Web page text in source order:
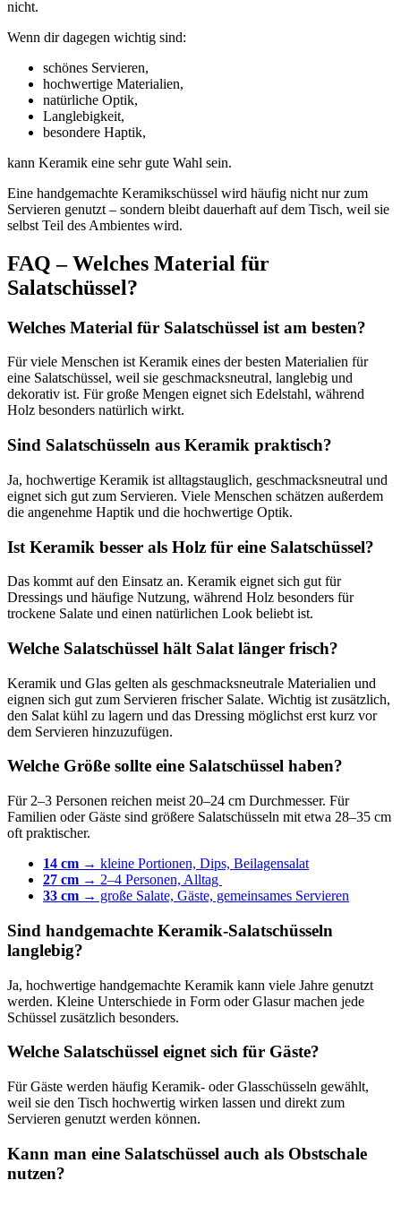
nicht.
Wenn dir dagegen wichtig sind:
schönes Servieren,
hochwertige Materialien,
natürliche Optik,
Langlebigkeit,
besondere Haptik,
kann Keramik eine sehr gute Wahl sein.
Eine handgemachte Keramikschüssel wird häufig nicht nur zum
Servieren genutzt – sondern bleibt dauerhaft auf dem Tisch, weil sie
selbst Teil des Ambientes wird.
FAQ – Welches Material für
Salatschüssel?
Welches Material für Salatschüssel ist am besten?
Für viele Menschen ist Keramik eines der besten Materialien für
eine Salatschüssel, weil sie geschmacksneutral, langlebig und
dekorativ ist. Für große Mengen eignet sich Edelstahl, während
Holz besonders natürlich wirkt.
Sind Salatschüsseln aus Keramik praktisch?
Ja, hochwertige Keramik ist alltagstauglich, geschmacksneutral und
eignet sich gut zum Servieren. Viele Menschen schätzen außerdem
die angenehme Haptik und die hochwertige Optik.
Ist Keramik besser als Holz für eine Salatschüssel?
Das kommt auf den Einsatz an. Keramik eignet sich gut für
Dressings und häufige Nutzung, während Holz besonders für
trockene Salate und einen natürlichen Look beliebt ist.
Welche Salatschüssel hält Salat länger frisch?
Keramik und Glas gelten als geschmacksneutrale Materialien und
eignen sich gut zum Servieren frischer Salate. Wichtig ist zusätzlich,
den Salat kühl zu lagern und das Dressing möglichst erst kurz vor
dem Servieren hinzuzufügen.
Welche Größe sollte eine Salatschüssel haben?
Für 2–3 Personen reichen meist 20–24 cm Durchmesser. Für
Familien oder Gäste sind größere Salatschüsseln mit etwa 28–35 cm
oft praktischer.
14 cm → kleine Portionen, Dips, Beilagensalat
27 cm → 2–4 Personen, Alltag
33 cm → große Salate, Gäste, gemeinsames Servieren
Sind handgemachte Keramik-Salatschüsseln
langlebig?
Ja, hochwertige handgemachte Keramik kann viele Jahre genutzt
werden. Kleine Unterschiede in Form oder Glasur machen jede
Schüssel zusätzlich besonders.
Welche Salatschüssel eignet sich für Gäste?
Für Gäste werden häufig Keramik- oder Glasschüsseln gewählt,
weil sie den Tisch hochwertig wirken lassen und direkt zum
Servieren genutzt werden können.
Kann man eine Salatschüssel auch als Obstschale
nutzen?